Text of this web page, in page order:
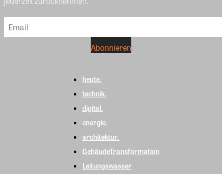
heute.
technik.
digital.
energie.
architektur.
GebäudeTransformation
Leitungswasser